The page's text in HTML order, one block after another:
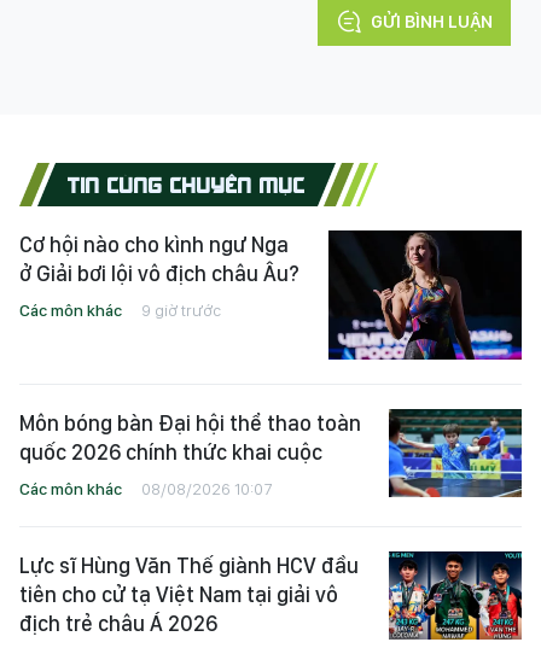
GỬI BÌNH LUẬN
TIN CÙNG CHUYÊN MỤC
Cơ hội nào cho kình ngư Nga
ở Giải bơi lội vô địch châu Âu?
Các môn khác 9 giờ trước
Môn bóng bàn Đại hội thể thao toàn
quốc 2026 chính thức khai cuộc
Các môn khác 08/08/2026 10:07
Lực sĩ Hùng Văn Thế giành HCV đầu
tiên cho cử tạ Việt Nam tại giải vô
địch trẻ châu Á 2026